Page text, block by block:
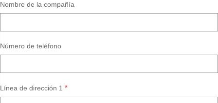
Nombre de la compañía
Número de teléfono
Línea de dirección 1 *